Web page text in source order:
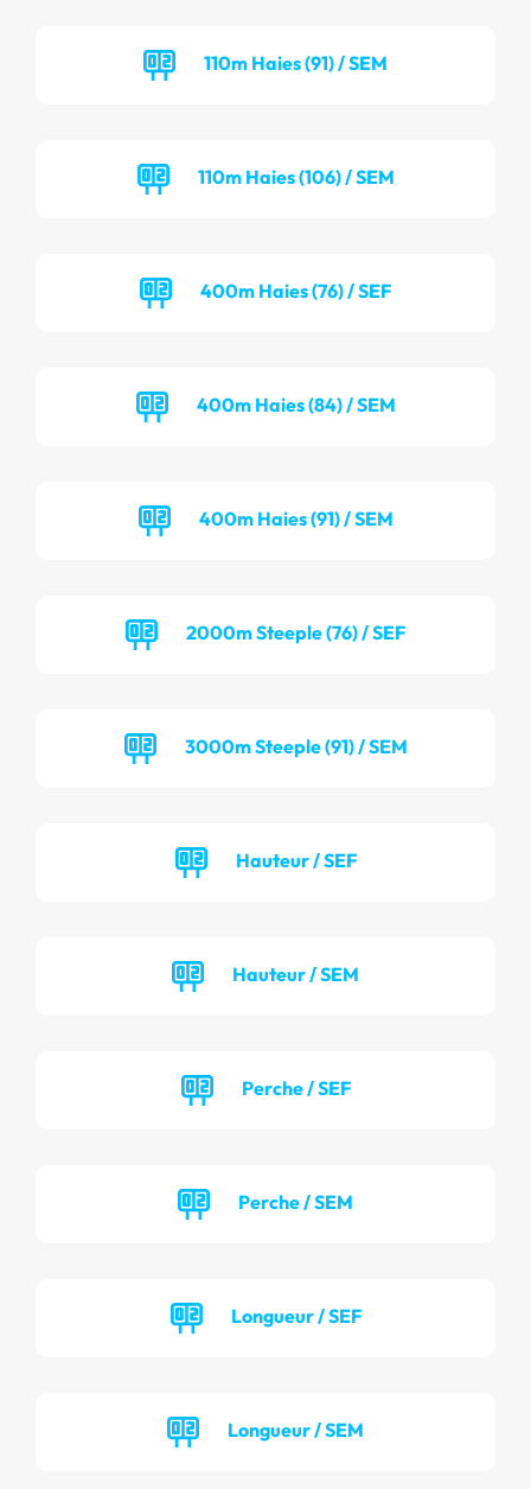
110m Haies (91) / SEM
110m Haies (106) / SEM
400m Haies (76) / SEF
400m Haies (84) / SEM
400m Haies (91) / SEM
2000m Steeple (76) / SEF
3000m Steeple (91) / SEM
Hauteur / SEF
Hauteur / SEM
Perche / SEF
Perche / SEM
Longueur / SEF
Longueur / SEM